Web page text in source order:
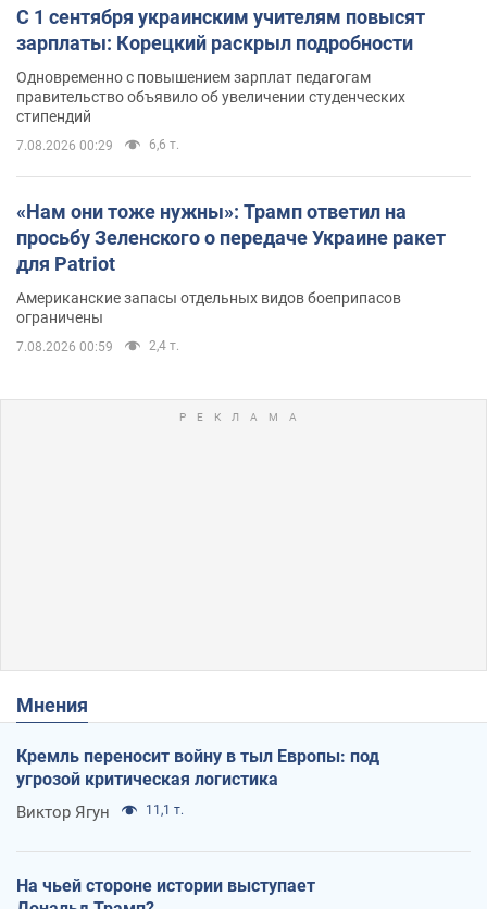
С 1 сентября украинским учителям повысят
зарплаты: Корецкий раскрыл подробности
Одновременно с повышением зарплат педагогам
правительство объявило об увеличении студенческих
стипендий
7.08.2026 00:29 6,6 т.
«Нам они тоже нужны»: Трамп ответил на
просьбу Зеленского о передаче Украине ракет
для Patriot
Американские запасы отдельных видов боеприпасов
ограничены
7.08.2026 00:59 2,4 т.
Мнения
Кремль переносит войну в тыл Европы: под
угрозой критическая логистика
Виктор Ягун 11,1 т.
На чьей стороне истории выступает